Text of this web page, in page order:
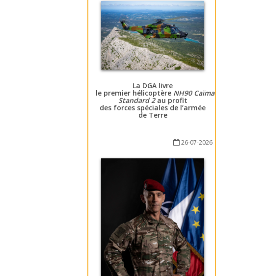
La DGA livre
le premier hélicoptère NH90 Caïman
Standard 2au profit
des forces spéciales de l’armée
de Terre
26-07-2026